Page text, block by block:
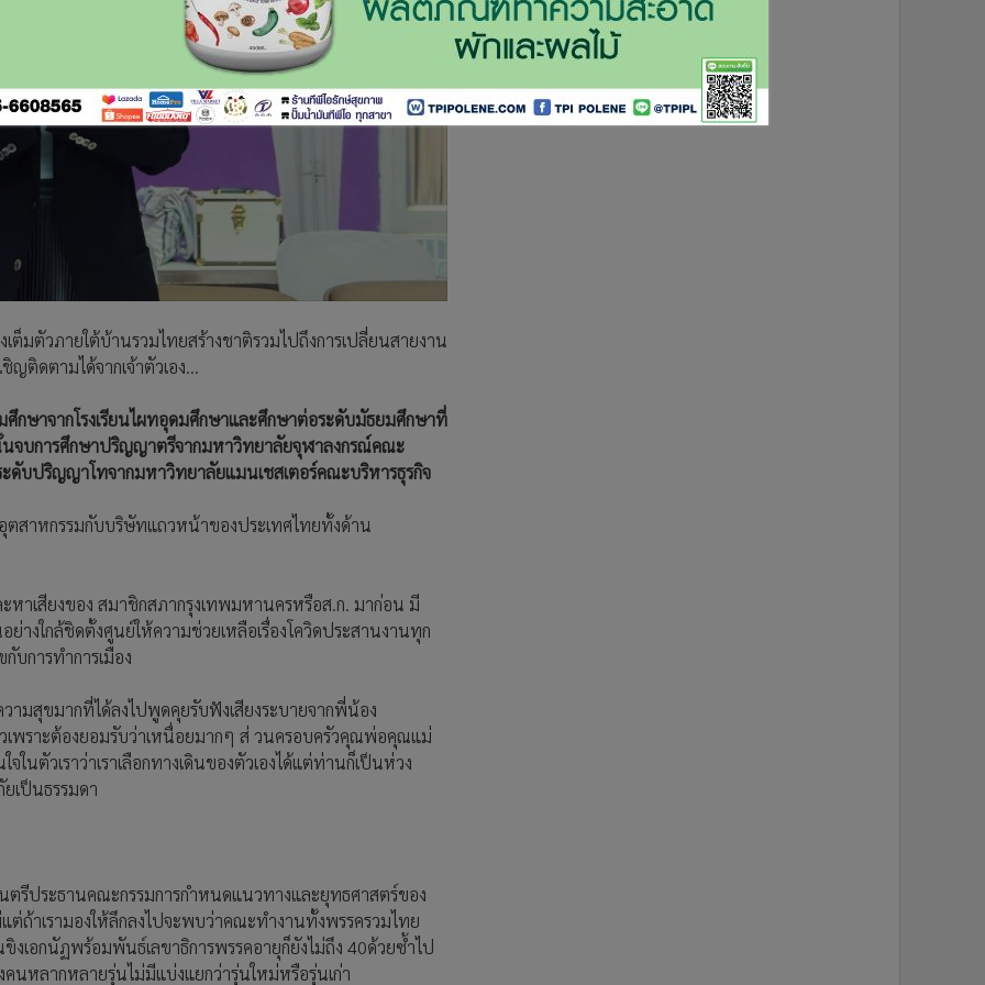
ต็มตัวภายใต้บ้านรวมไทยสร้างชาติรวมไปถึงการเปลี่ยนสายงาน
ญติดตามได้จากเจ้าตัวเอง…
กษาจากโรงเรียนไผทอุดมศึกษาและศึกษาต่อระดับมัธยมศึกษาที่
นจบการศึกษาปริญญาตรีจากมหาวิทยาลัยจุฬาลงกรณ์คณะ
บปริญญาโทจากมหาวิทยาลัยแมนเชสเตอร์คณะบริหารธุรกิจ
สาหกรรมกับบริษัทแถวหน้าของประเทศไทยทั้งด้าน
ะหาเสียงของ สมาชิกสภากรุงเทพมหานครหรือส.ก. มาก่อน มี
างใกล้ชิดตั้งศูนย์ให้ความช่วยเหลือเรื่องโควิดประสานงานทุก
บการทำการเมือง
สุขมากที่ได้ลงไปพูดคุยรับฟังเสียงระบายจากพี่น้อง
พราะต้องยอมรับว่าเหนื่อยมากๆ ส่ วนครอบครัวคุณพ่อคุณแม่
นตัวเราว่าเราเลือกทางเดินของตัวเองได้แต่ท่านก็เป็นห่วง
เป็นธรรมดา
รีประธานคณะกรรมการกำหนดแนวทางและยุทธศาสตร์ของ
ถ้าเรามองให้ลึกลงไปจะพบว่าคณะทำงานทั้งพรรครวมไทย
เอกนัฏพร้อมพันธ์เลขาธิการพรรคอายุก็ยังไม่ถึง 40ด้วยซ้ำไป
นหลากหลายรุ่นไม่มีแบ่งแยกว่ารุ่นใหม่หรือรุ่นเก่า